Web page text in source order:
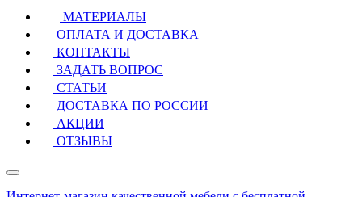
МАТЕРИАЛЫ
ОПЛАТА И ДОСТАВКА
КОНТАКТЫ
ЗАДАТЬ ВОПРОС
СТАТЬИ
ДОСТАВКА ПО РОССИИ
АКЦИИ
ОТЗЫВЫ